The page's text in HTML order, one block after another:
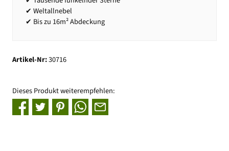
✔ Weltallnebel
✔ Bis zu 16m² Abdeckung
Artikel-Nr:30716
Dieses Produkt weiterempfehlen: